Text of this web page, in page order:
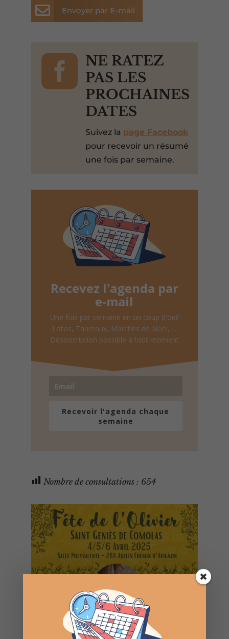
 Envoyer par E-mail

NE RATEZ
PAS LES
PROCHAINES
DATES
Suivez la page Facebook
pour recevoir un résumé
une fois par semaine.
Recevez l'agenda par
e-mail
Une fois par semaine en un coup d'oeil
Lotos, Taureaux, Marchés de Noël, ...
Désinscription possible à tout moment
Recevoir l'agenda chaque
semaine
Nombre de consultations : 654